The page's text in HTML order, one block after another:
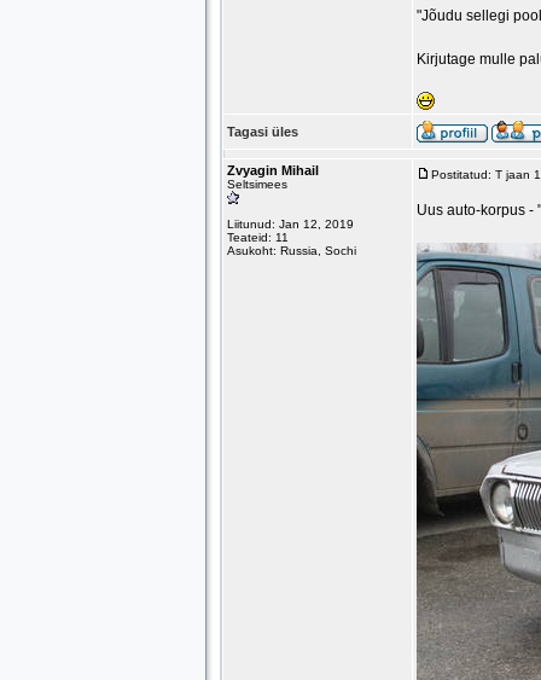
"Jõudu sellegi
Kirjutage mulle
Tagasi üles
Zvyagin Mihail
Seltsimees
Liitunud: Jan 12, 2019
Teateid: 11
Asukoht: Russia, Sochi
Postitatud: T jaan
Uus auto-korpus -